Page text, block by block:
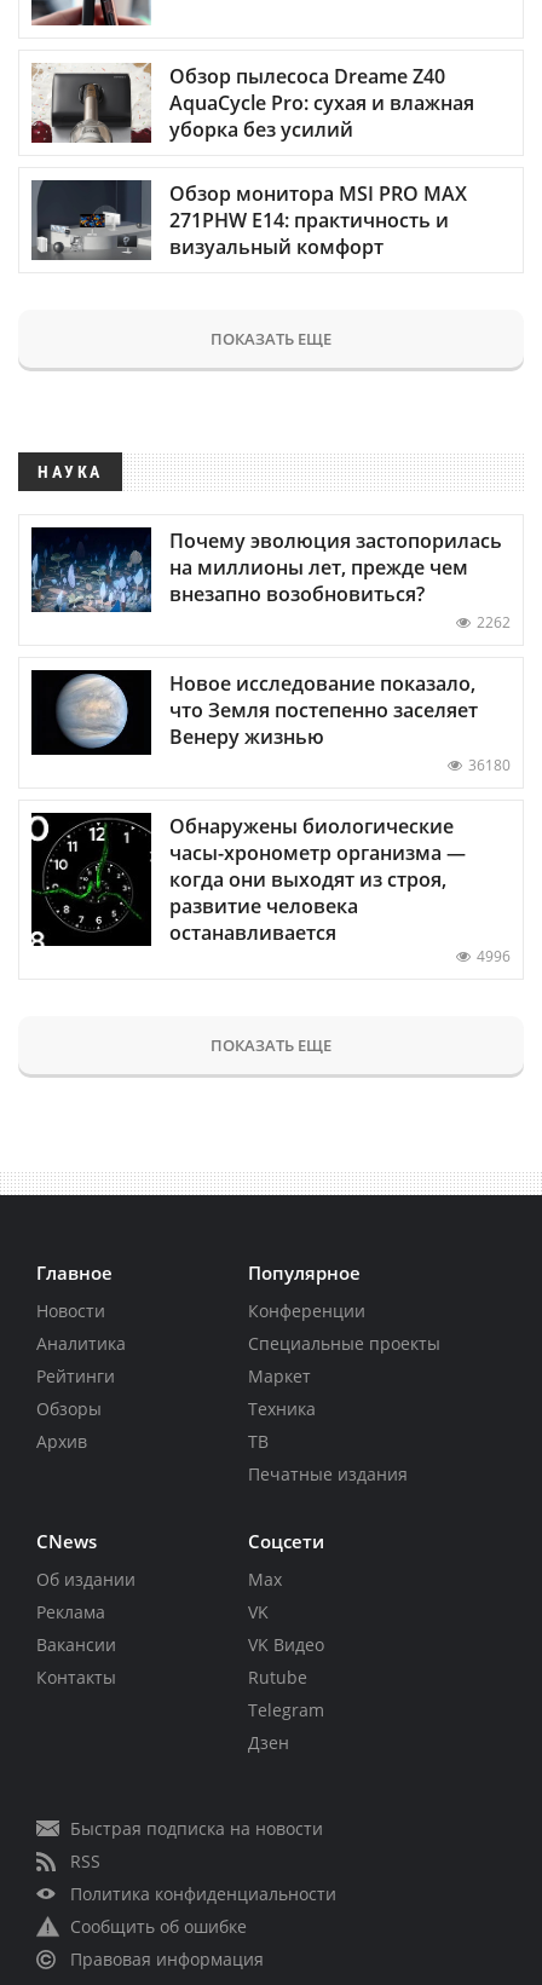
Обзор пылесоса Dreame Z40
AquaCycle Pro: сухая и влажная
уборка без усилий
Обзор монитора MSI PRO MAX
271PHW E14: практичность и
визуальный комфорт
ПОКАЗАТЬ ЕЩЕ
НАУКА
Почему эволюция застопорилась
на миллионы лет, прежде чем
внезапно возобновиться?
2262
Новое исследование показало,
что Земля постепенно заселяет
Венеру жизнью
36180
Обнаружены биологические
часы-хронометр организма —
когда они выходят из строя,
развитие человека
останавливается
4996
ПОКАЗАТЬ ЕЩЕ
Главное
Новости
Аналитика
Рейтинги
Обзоры
Архив
Популярное
Конференции
Специальные проекты
Маркет
Техника
ТВ
Печатные издания
CNews
Об издании
Реклама
Вакансии
Контакты
Соцсети
Max
VK
VK Видео
Rutube
Telegram
Дзен
Быстрая подписка на новости
RSS
Политика конфиденциальности
Сообщить об ошибке
Правовая информация